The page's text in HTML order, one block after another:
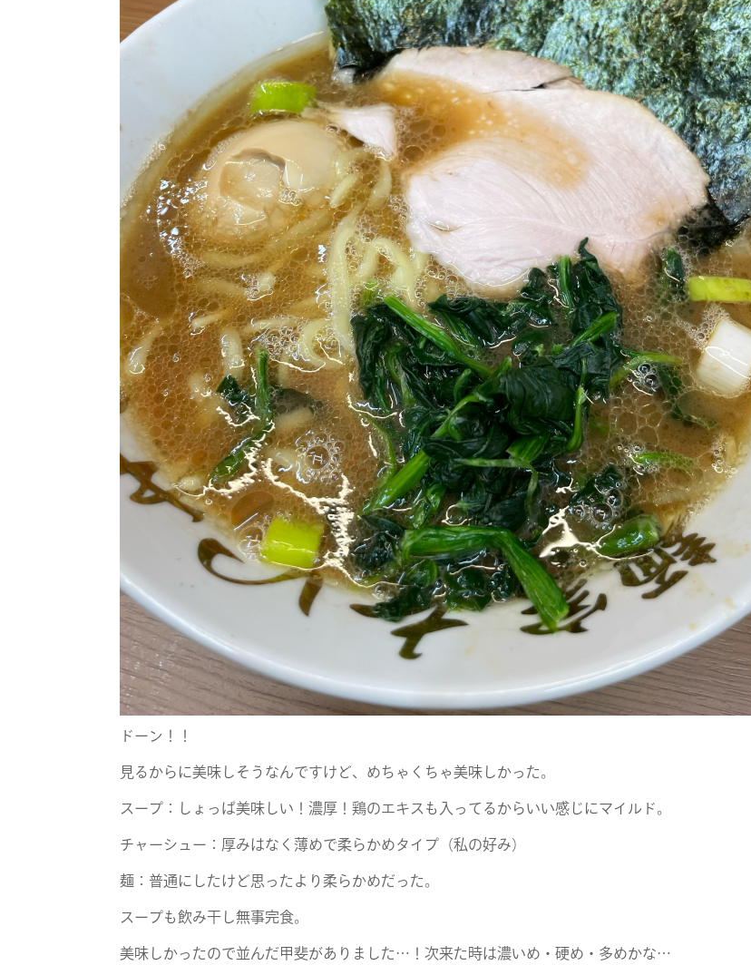
COMPANY
SERVICE
STAFF BLOG
NEWS
CONTACT
RECRUIT
ドーン！！
見るからに美味しそうなんですけど、めちゃくちゃ美味しかった。
スープ：しょっぱ美味しい！濃厚！鶏のエキスも入ってるからいい感じにマイルド。
チャーシュー：厚みはなく薄めで柔らかめタイプ（私の好み）
麺：普通にしたけど思ったより柔らかめだった。
スープも飲み干し無事完食。
美味しかったので並んだ甲斐がありました…！次来た時は濃いめ・硬め・多めかな…